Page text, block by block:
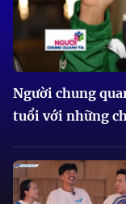
Người chung
tuổi với những